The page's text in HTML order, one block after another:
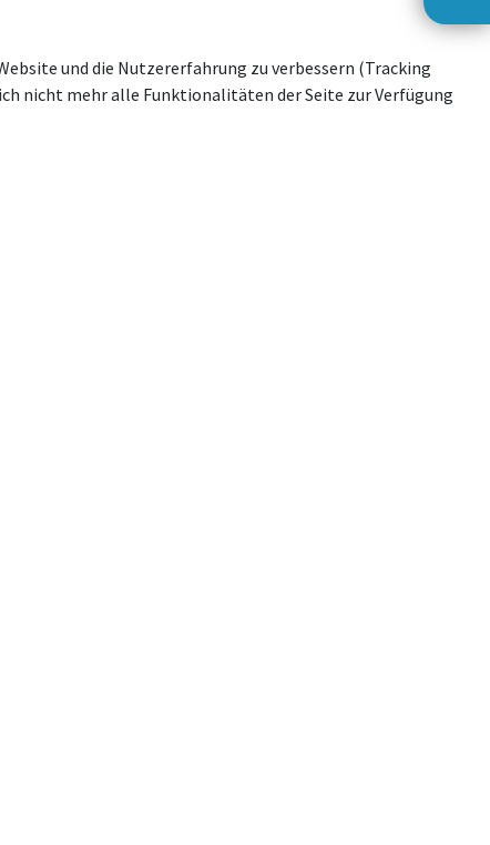
und die Nutzererfahrung zu verbessern (Tracking
nicht mehr alle Funktionalitäten der Seite zur Verfügung